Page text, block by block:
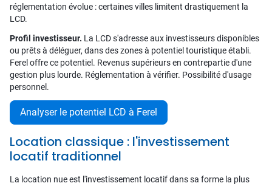
réglementation évolue : certaines villes limitent drastiquement la
LCD.
Profil investisseur. La LCD s'adresse aux investisseurs disponibles
ou prêts à déléguer, dans des zones à potentiel touristique établi.
Ferel offre ce potentiel. Revenus supérieurs en contrepartie d'une
gestion plus lourde. Réglementation à vérifier. Possibilité d'usage
personnel.
Analyser le potentiel LCD à Ferel
Location classique : l'investissement
locatif traditionnel
La location nue est l'investissement locatif dans sa forme la plus